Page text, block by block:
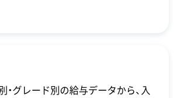
・グレード別の給与データから、入